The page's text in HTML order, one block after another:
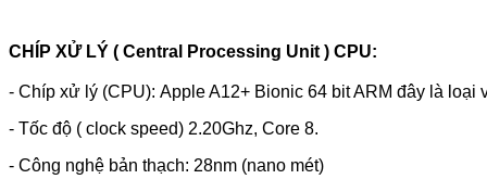
CHÍP XỬ LÝ ( Central Processing Unit ) CPU:
- Chíp xử lý (CPU): Apple A12+ Bionic 64 bit ARM đây là
- Tốc độ ( clock speed) 2.20Ghz, Core 8.
- Công nghệ bản thạch: 28nm (nano mét)